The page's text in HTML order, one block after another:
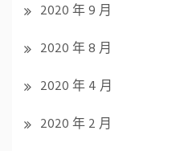
2020 年 9 月
2020 年 8 月
2020 年 4 月
2020 年 2 月